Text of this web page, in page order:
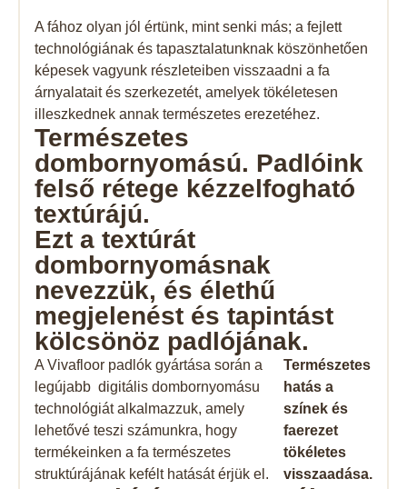
A fához olyan jól értünk, mint senki más; a fejlett
technológiának és tapasztalatunknak köszönhetően
képesek vagyunk részleteiben visszaadni a fa
árnyalatait és szerkezetét, amelyek tökéletesen
illeszkednek annak természetes erezetéhez.
Természetes
dombornyomású. Padlóink ​​
felső rétege kézzelfogható
textúrájú.
Ezt a textúrát
dombornyomásnak
nevezzük, és élethű
megjelenést és tapintást
kölcsönöz padlójának.
A Vivafloor padlók gyártása során a
legújabb digitális dombornyomásu
technológiát alkalmazzuk, amely
lehetővé teszi számunkra, hogy
termékeinken a fa természetes
struktúrájának kefélt hatását érjük el.
Természetes
hatás a
színek és
faerezet
tökéletes
visszaadása.